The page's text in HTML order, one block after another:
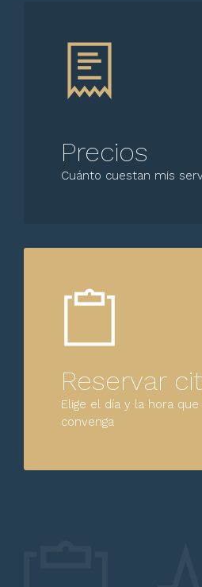
Precios
Cuánto cuestan mis
Reservar
Elige el día y la hora
convenga